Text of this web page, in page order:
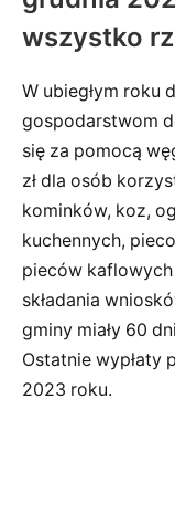
wszystko
W ubiegłym roku
gospodarstwom
się za pomocą
zł dla osób
kominków, koz,
kuchennych,
pieców kaflowych
składania
gminy miały 60
Ostatnie wypłaty
2023 roku.